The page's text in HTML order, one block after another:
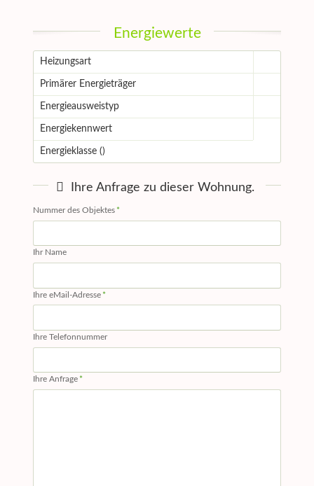
Energiewerte
Heizungsart
Primärer Energieträger
Energieausweistyp
Energiekennwert
Energieklasse ()
Ihre Anfrage zu dieser Wohnung.
Pflichtfeld
Nummer des Objektes *
Ihr Name
Pflichtfeld
Ihre eMail-Adresse *
Ihre Telefonnummer
Pflichtfeld
Ihre Anfrage *